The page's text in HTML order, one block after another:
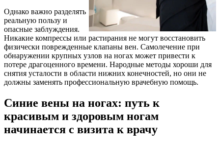
Однако важно разделять
реальную пользу и
опасные заблуждения.
Никакие компрессы или растирания не могут восстановить
физически поврежденные клапаны вен. Самолечение при
обнаружении крупных узлов на ногах может привести к
потере драгоценного времени. Народные методы хороши для
снятия усталости в области нижних конечностей, но они не
должны заменять профессиональную врачебную помощь.
Синие вены на ногах: путь к
красивым и здоровым ногам
начинается с визита к врачу